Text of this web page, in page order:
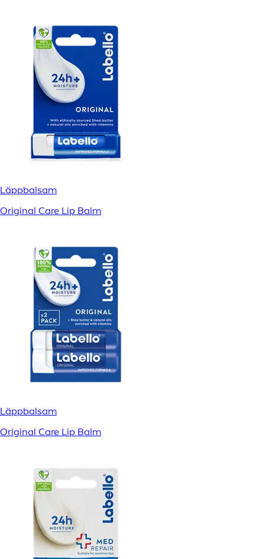
Läppbalsam
Original Care Lip Balm
Läppbalsam
Original Care Lip Balm